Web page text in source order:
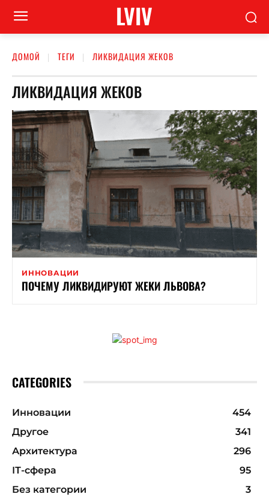
LVIV
ДОМОЙ ТЕГИ ЛИКВИДАЦИЯ ЖЕКОВ
ЛИКВИДАЦИЯ ЖЕКОВ
ИННОВАЦИИ
ПОЧЕМУ ЛИКВИДИРУЮТ ЖЕКИ ЛЬВОВА?
CATEGORIES
Инновации
454
Другое
341
Архитектура
296
ІТ-сфера
95
Без категории
3